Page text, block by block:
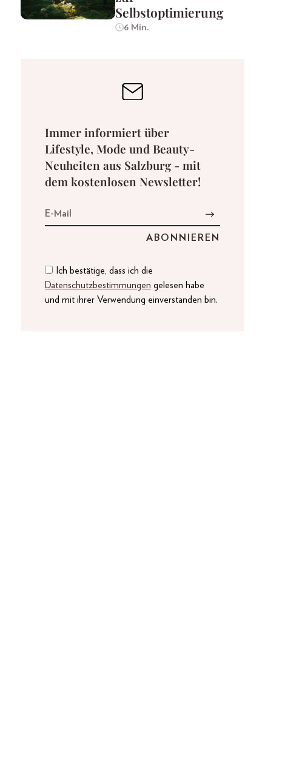
Selbstoptimierung
6 Min.
Immer informiert über
Lifestyle, Mode und Beauty-
Neuheiten aus Salzburg - mit
dem kostenlosen Newsletter!
Ich bestätige, dass ich die
Datenschutzbestimmungen gelesen habe
und mit ihrer Verwendung einverstanden bin.